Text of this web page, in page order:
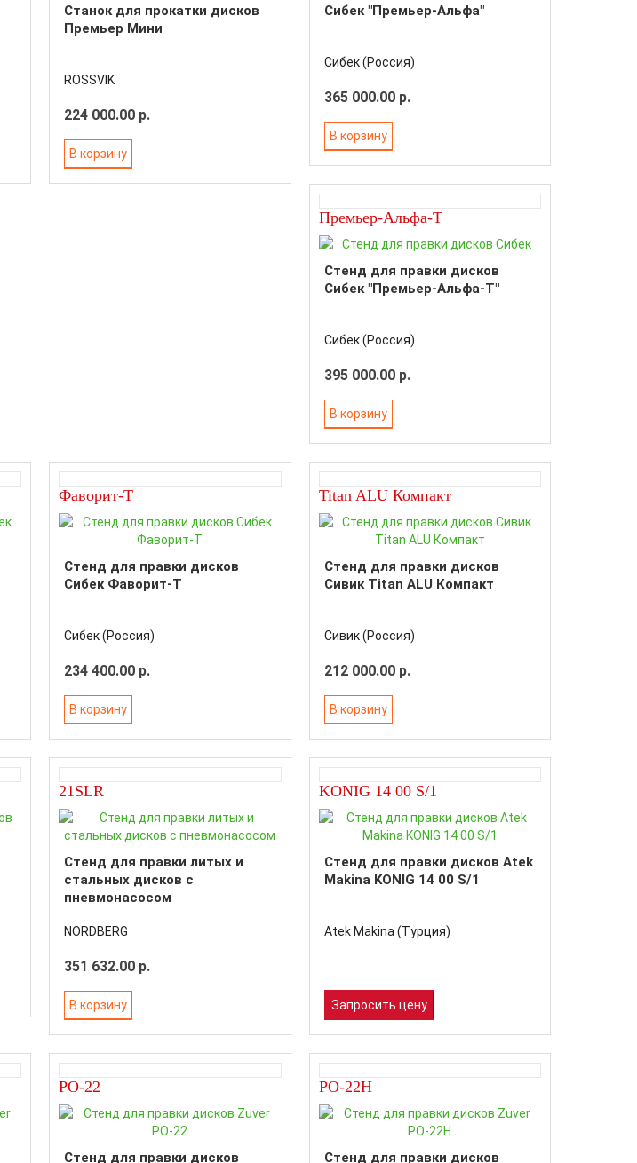
Станок для прокатки дисков
Премьер Мини
ROSSVIK
224 000.00 р.
В корзину
Сибек "Премьер-Альфа"
Сибек (Россия)
365 000.00 р.
В корзину
Премьер-Альфа-Т
Стенд для правки дисков
Сибек "Премьер-Альфа-Т"
Сибек (Россия)
395 000.00 р.
В корзину
Фаворит-Т
Стенд для правки дисков
Сибек Фаворит-Т
Сибек (Россия)
234 400.00 р.
В корзину
Titan ALU Компакт
Стенд для правки дисков
Сивик Titan ALU Компакт
Сивик (Россия)
212 000.00 р.
В корзину
21SLR
Стенд для правки литых и
стальных дисков с
пневмонасосом
NORDBERG
351 632.00 р.
В корзину
KONIG 14 00 S/1
Стенд для правки дисков Atek
Makina KONIG 14 00 S/1
Atek Makina (Турция)
Запросить цену
PO-22
Стенд для правки дисков
PO-22H
Стенд для правки дисков